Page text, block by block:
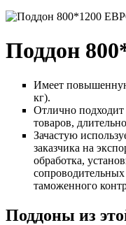
Поддон
Имеет
кг).
Отлично
товаров,
Зачастую
заказчика на
обработка,
таможенного
Поддоны из